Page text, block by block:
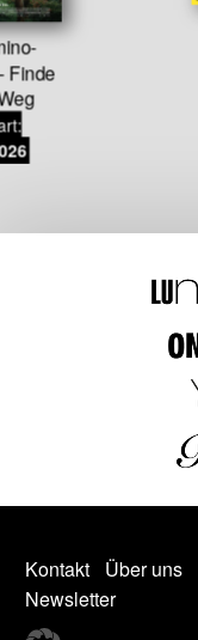
Finde
Kontakt Über uns
Newsletter